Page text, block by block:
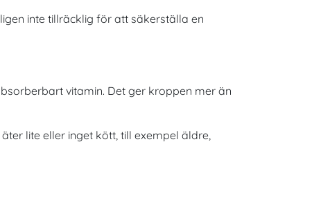
inte tillräcklig för att säkerställa en
vitamin. Det ger kroppen mer än
lite eller inget kött, till exempel äldre,